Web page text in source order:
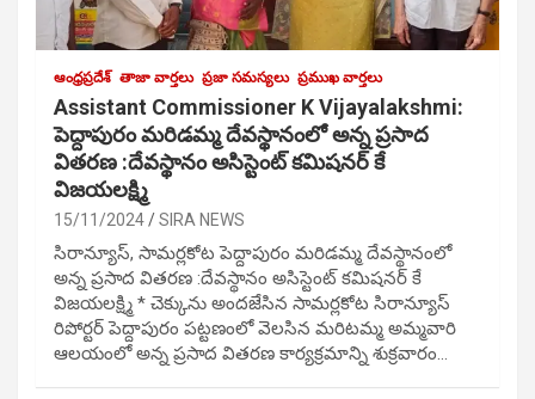
ఆంధ్రప్రదేశ్ తాజా వార్తలు ప్రజా సమస్యలు ప్రముఖ వార్తలు
Assistant Commissioner K Vijayalakshmi:
పెద్దాపురం మరిడమ్మ దేవస్థానంలో అన్న ప్రసాద
వితరణ :దేవస్థానం అసిస్టెంట్ కమిషనర్ కే
విజయలక్ష్మి
15/11/2024 SIRA NEWS
సిరాన్యూస్, సామర్లకోట పెద్దాపురం మరిడమ్మ దేవస్థానంలో
అన్న ప్రసాద వితరణ :దేవస్థానం అసిస్టెంట్ కమిషనర్ కే
విజయలక్ష్మి * చెక్కును అందజేసిన సామర్లకోట సిరాన్యూస్
రిపోర్టర్ పెద్దాపురం పట్టణంలో వెలసిన మరిటమ్మ అమ్మవారి
ఆలయంలో అన్న ప్రసాద వితరణ కార్యక్రమాన్ని శుక్రవారం…